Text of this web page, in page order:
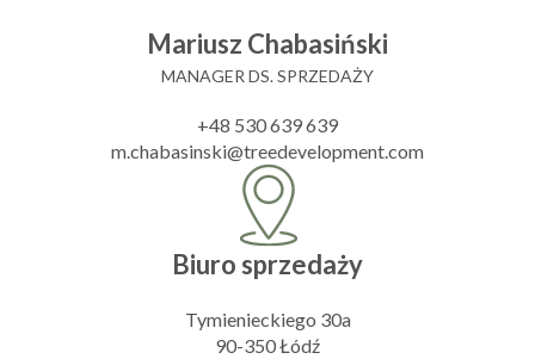
Mariusz Chabasiński
MANAGER DS. SPRZEDAŻY
+48 530 639 639
m.chabasinski@treedevelopment.com
Biuro sprzedaży
Tymienieckiego 30a
90-350 Łódź